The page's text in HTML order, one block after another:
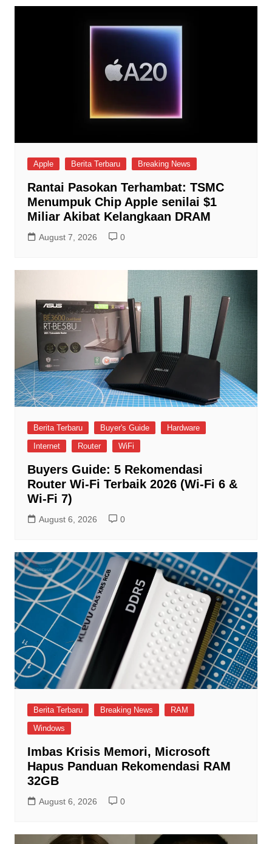
Apple Berita Terbaru Breaking News
Rantai Pasokan Terhambat: TSMC
Menumpuk Chip Apple senilai $1
Miliar Akibat Kelangkaan DRAM
August 7, 2026 0
Berita Terbaru Buyer's Guide
Hardware
Internet
Router WiFi
Buyers Guide: 5 Rekomendasi
Router Wi-Fi Terbaik 2026 (Wi-Fi 6 &
Wi-Fi 7)
August 6, 2026 0
Berita Terbaru Breaking News
RAM
Windows
Imbas Krisis Memori, Microsoft
Hapus Panduan Rekomendasi RAM
32GB
August 6, 2026 0